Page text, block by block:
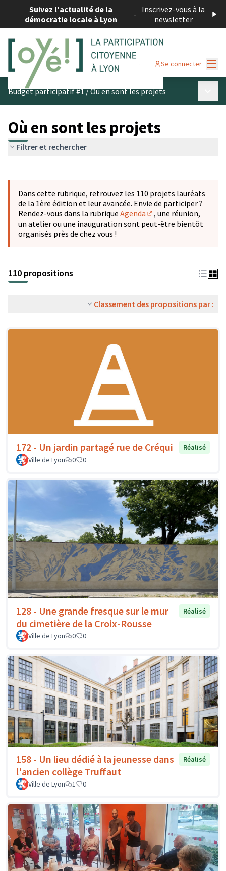
Suivez l'actualité de la
démocratie locale à Lyon
- Inscrivez-vous à la
newsletter
Se connecter
Budget participatif #1/Où en sont les projets
Où en sont les projets
Filtrer et rechercher
−
Dans cette rubrique, retrouvez les 110 projets lauréats
de la 1ère édition et leur avancée. Envie de participer ?
Rendez-vous dans la rubrique Agenda
(S'ouvre dans un
, une réunion,
un atelier ou une inauguration sont peut-être bientôt
organisés près de chez vous !
110 propositions
Classement des propositions par :
172 - Un jardin partagé rue de Créqui
Réalisé
Ville de Lyon
0 0
128 - Une grande fresque sur le mur
du cimetière de la Croix-Rousse
Réalisé
Ville de Lyon 0 0
158 - Un lieu dédié à la jeunesse dans
l'ancien collège Truffaut
Réalisé
Ville de Lyon 1 0